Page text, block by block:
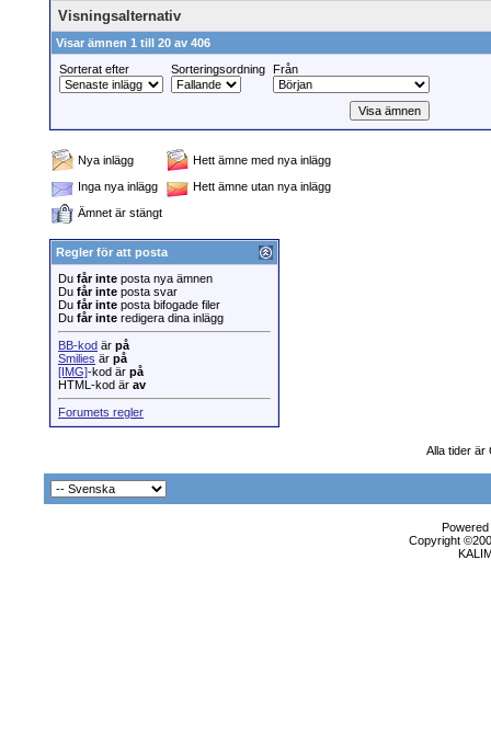
Visningsalternativ
Visar ämnen 1 till 20 av 406
Sorterat efter
Sorteringsordning Från
Nya inlägg
Hett ämne med nya inlägg
Inga nya inlägg
Hett ämne utan nya inlägg
Ämnet är stängt
Regler för att posta
Du får inte posta nya ämnen
Du får inte posta svar
Du får inte posta bifogade filer
Du får inte redigera dina inlägg
BB-kod är på
Smilies är på
[IMG]-kod är på
HTML-kod är av
Forumets regler
Alla tider är
Copyright